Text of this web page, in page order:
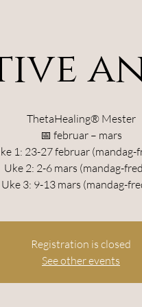
ThetaHealing® Mester
📅 februar – mars
1: 23-27 februar (mandag-
Uke 2: 2-6 mars (mandag-
Uke 3: 9-13 mars (mandag-
Registration is closed
See other events